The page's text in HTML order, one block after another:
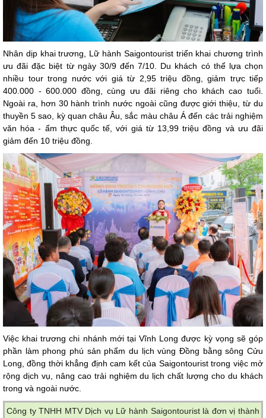
Nhân dịp khai trương, Lữ hành Saigontourist triển khai chương trình
ưu đãi đặc biệt từ ngày 30/9 đến 7/10. Du khách có thể lựa chọn
nhiều tour trong nước với giá từ 2,95 triệu đồng, giảm trực tiếp
400.000 - 600.000 đồng, cùng ưu đãi riêng cho khách cao tuổi.
Ngoài ra, hơn 30 hành trình nước ngoài cũng được giới thiệu, từ du
thuyền 5 sao, kỳ quan châu Âu, sắc màu châu Á đến các trải nghiệm
văn hóa - ẩm thực quốc tế, với giá từ 13,99 triệu đồng và ưu đãi
giảm đến 10 triệu đồng.
Việc khai trương chi nhánh mới tại Vĩnh Long được kỳ vọng sẽ góp
phần làm phong phú sản phẩm du lịch vùng Đồng bằng sông Cửu
Long, đồng thời khẳng định cam kết của Saigontourist trong việc mở
rộng dịch vụ, nâng cao trải nghiệm du lịch chất lượng cho du khách
trong và ngoài nước.
Công ty TNHH MTV Dịch vụ Lữ hành Saigontourist là đơn vị thành